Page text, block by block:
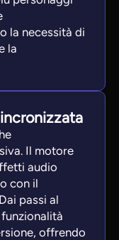
la necessità di
la
Il motore
audio
con il
passi al
offrendo